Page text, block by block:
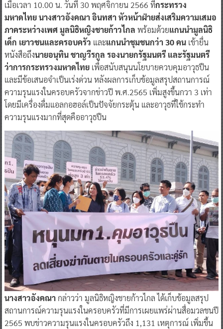
เมื่อเวลา 10.00 น. วันที่ 30 พฤศจิกายน 2566 ที่กระทรวง
มหาดไทย นางสาวอังคณา อินทสา หัวหน้าฝ่ายส่งเสริมความเสมอ
ภาคระหว่างเพศ มูลนิธิหญิงชายก้าวไกล พร้อมด้วยแกนนำมูลนิธิ
เด็ก เยาวชนและครอบครัว และแกนนำชุมชนกว่า 30 คนเข้ายื่น
หนังสือถึงนายอนุทิน ชาญวีรกูล รองนายกรัฐมนตรี และรัฐมนตรี
ว่าการกระทรวงมหาดไทยเพื่อสนับสนุนนโยบายควบคุมอาวุธปืน
และมีข้อเสนอจำเป็นเร่งด่วน หลังผลการเก็บข้อมูลสรุปสถานการณ์
ความรุนแรงในครอบครัวจากข่าวปี พ.ศ.2565 เพิ่มสูงขึ้นกวา 3 เท่า
โดยมีเครื่องดื่มแอลกอฮอล์เป็นปัจจัยกระตุ้น และอาวุธที่ใช้กระทำ
ความรุนแรงมากที่สุดคืออาวุธปืน
นางสาวอังคณากล่าวว่า มูลนิธิหญิงชายก้าวไกล ได้เก็บข้อมูลสรุป
สถานการณ์ความรุนแรงในครอบครัวที่มีการเผยแพร่ผ่านสื่อมวลชนปี
2565 พบข่าวความรุนแรงในครอบครัวถึง 1,131 เหตุการณ์ เพิ่มขึ้น